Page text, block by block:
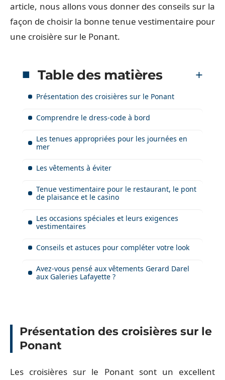
article, nous allons vous donner des conseils sur la
façon de choisir la bonne tenue vestimentaire pour
une croisière sur le Ponant.
Table des matières
Présentation des croisières sur le Ponant
Comprendre le dress-code à bord
Les tenues appropriées pour les journées en
mer
Les vêtements à éviter
Tenue vestimentaire pour le restaurant, le pont
de plaisance et le casino
Les occasions spéciales et leurs exigences
vestimentaires
Conseils et astuces pour compléter votre look
Avez-vous pensé aux vêtements Gerard Darel
aux Galeries Lafayette ?
Présentation des croisières sur le
Ponant
Les croisières sur le Ponant sont un excellent